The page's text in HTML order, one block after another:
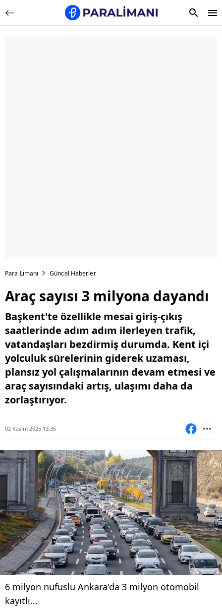
Para Limanı Güncel Haberler
Araç sayısı 3 milyona dayandı
Başkent'te özellikle mesai giriş-çıkış
saatlerinde adım adım ilerleyen trafik,
vatandaşları bezdirmiş durumda. Kent içi
yolculuk sürelerinin giderek uzaması,
plansız yol çalışmalarının devam etmesi ve
araç sayısındaki artış, ulaşımı daha da
zorlaştırıyor.
02 Kasım 2025 13:35
6 milyon nüfuslu Ankara'da 3 milyon otomobil
kayıtlı...